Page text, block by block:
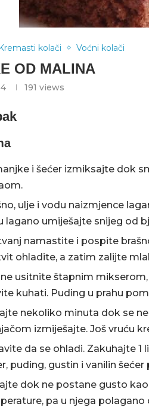
Kremasti kolači Voćni kolači
OD MALINA
191 views
i šećer izmiksajte dok
ulje i vodu naizmjence
lagano umiješajte snijeg od
namastite i pospite
ohladite, a zatim zalijte
usitnite štapnim
kuhati. Puding u prahu
nekoliko minuta dok se
izmiješajte. Još vruću
da se ohladi. Zakuhajte
puding, gustin i vanilin
dok ne postane gusto
pa u njega polagano